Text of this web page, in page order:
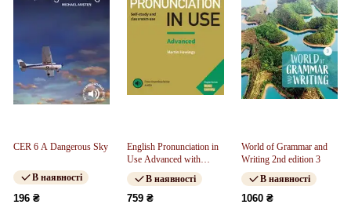
CER 6 A Dangerous Sky
В наявності
196 ₴
English Pronunciation in
Use Advanced with
Answers and
Downloadable Audio
В наявності
759 ₴
World of Grammar and
Writing 2nd edition 3
В наявності
1060 ₴